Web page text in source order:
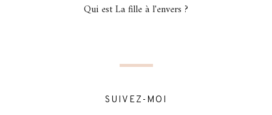
Qui est La fille à l'envers ?
SUIVEZ-MOI